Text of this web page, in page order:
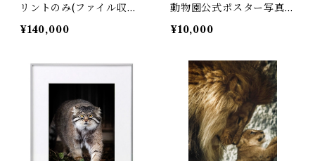
リントのみ(ファイル収納)
2003-2026年度)24セット
（限定5）
¥140,000
動物園公式ポスター写真
マヌルネコ A4銀塩プリン
ト（プリントのみ）限定5
¥10,000